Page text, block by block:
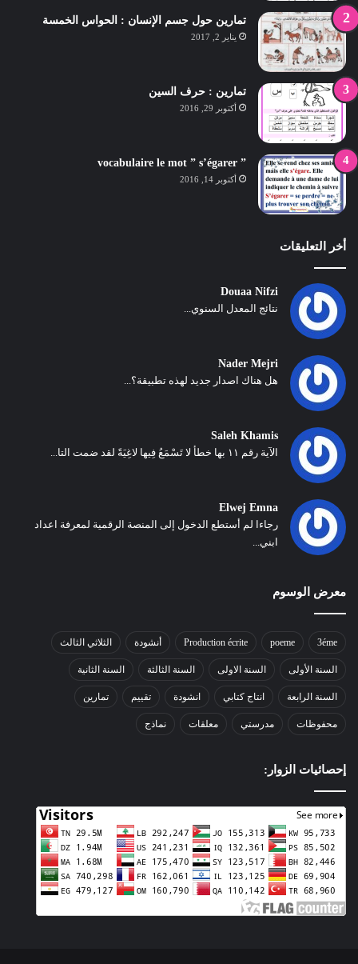
تمارين حول جسم الإنسان : الحواس الخمسة
يناير 2, 2017
تمارين : حرف السين
أكتوبر 29, 2016
” vocabulaire le mot ” s’égarer
أكتوبر 14, 2016
أخر التعليقات
Douaa Nifzi
نتائج المعدل السنوي...
Nader Mejri
هل هناك اصدار جديد لهذه تطبيقة؟...
Saleh Khamis
الآية رقم ١١ بها خطأ لا تَسْمَعُ فِيها لاغِيَةً لقد ضمت التا...
Elwej Emna
رجاءا لم أستطع الدخول إلى المنصة الرقمية لمعرفة اعداد
ابني...
معرض الوسوم
3éme
poeme
Production écrite أنشودة الثلاثي الثالث
السنة الأولى السنة الاولى السنة الثالثة السنة الثانية
السنة الرابعة انتاج كتابي انشودة تقييم تمارين
محفوظات مدرستي معلقات نماذج
إحصائيات الزوار: